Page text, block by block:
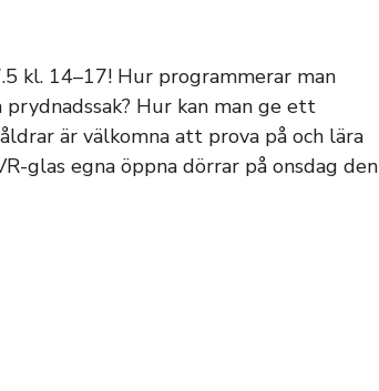
kl. 14–17! Hur programmerar man
Hur kan man ge ett
är välkomna att prova på och lära
glas egna öppna dörrar på onsdag den